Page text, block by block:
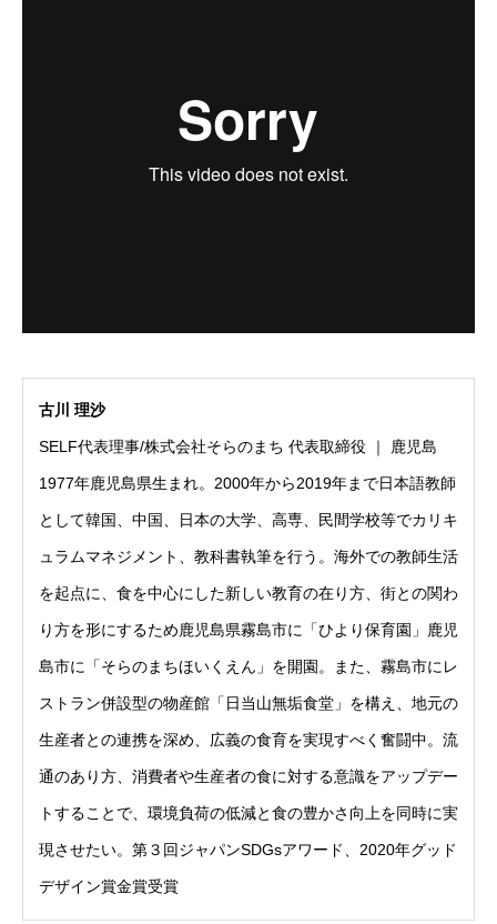
古川 理沙
SELF代表理事/株式会社そらのまち 代表取締役 ｜ 鹿児島
1977年鹿児島県生まれ。2000年から2019年まで日本語教師
として韓国、中国、日本の大学、高専、民間学校等でカリキ
ュラムマネジメント、教科書執筆を行う。海外での教師生活
を起点に、食を中心にした新しい教育の在り方、街との関わ
り方を形にするため鹿児島県霧島市に「ひより保育園」鹿児
島市に「そらのまちほいくえん」を開園。また、霧島市にレ
ストラン併設型の物産館「日当山無垢食堂」を構え、地元の
生産者との連携を深め、広義の食育を実現すべく奮闘中。流
通のあり方、消費者や生産者の食に対する意識をアップデー
トすることで、環境負荷の低減と食の豊かさ向上を同時に実
現させたい。第３回ジャパンSDGsアワード、2020年グッド
デザイン賞金賞受賞